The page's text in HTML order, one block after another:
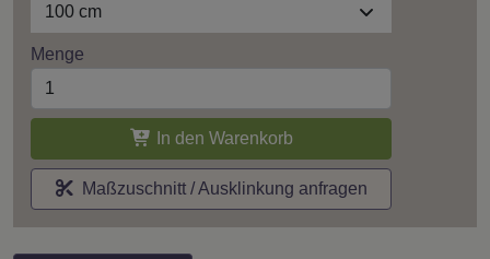
100 cm
Menge
In den Warenkorb
Maßzuschnitt / Ausklinkung anfragen